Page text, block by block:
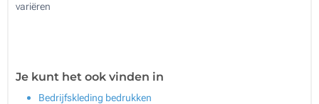
variëren
Je kunt het ook vinden in
Bedrijfskleding bedrukken